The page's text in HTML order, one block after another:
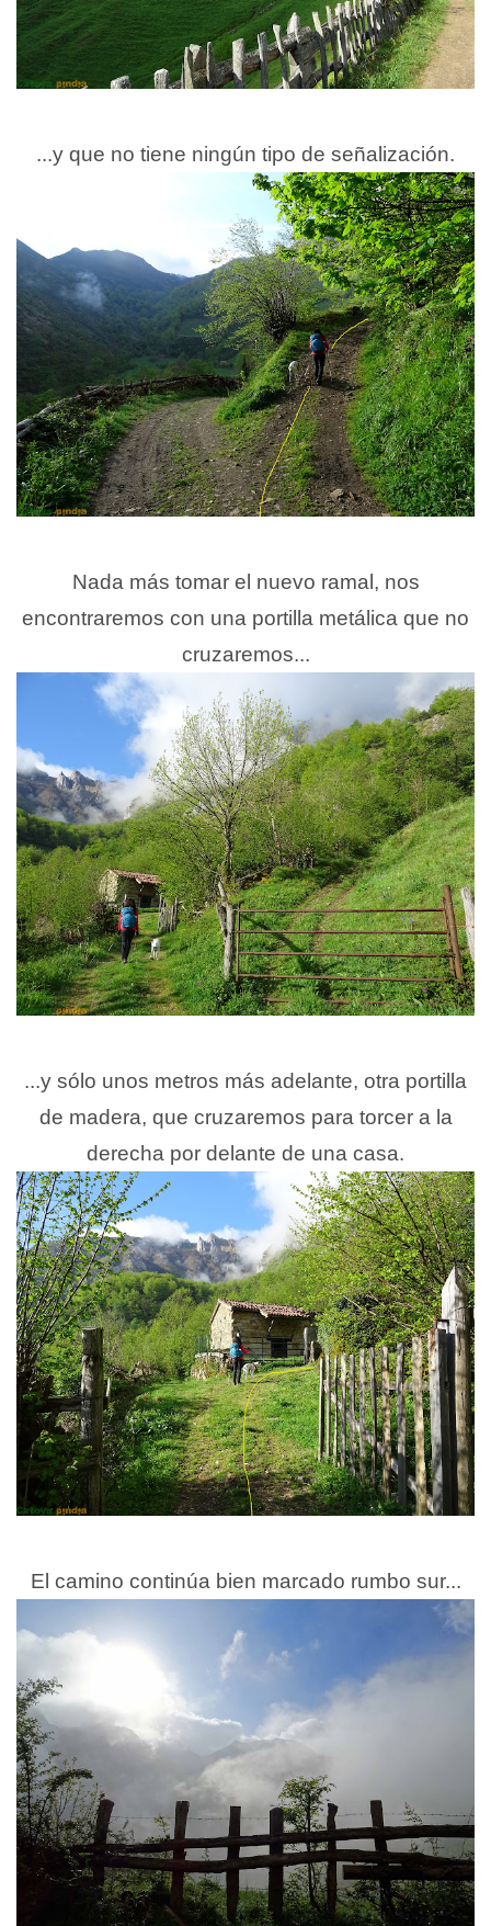
...y que no tiene ningún tipo de señalización.
Nada más tomar el nuevo ramal, nos
encontraremos con una portilla metálica que no
cruzaremos...
...y sólo unos metros más adelante, otra portilla
de madera, que cruzaremos para torcer a la
derecha por delante de una casa.
El camino continúa bien marcado rumbo sur...